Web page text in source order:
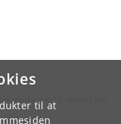
til at
dig til din lokale